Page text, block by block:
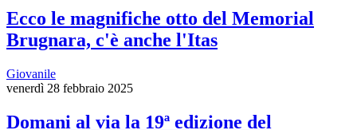
Ecco le magnifiche otto del Memorial
Brugnara, c'è anche l'Itas
Giovanile
venerdì 28 febbraio 2025
Domani al via la 19ª edizione del